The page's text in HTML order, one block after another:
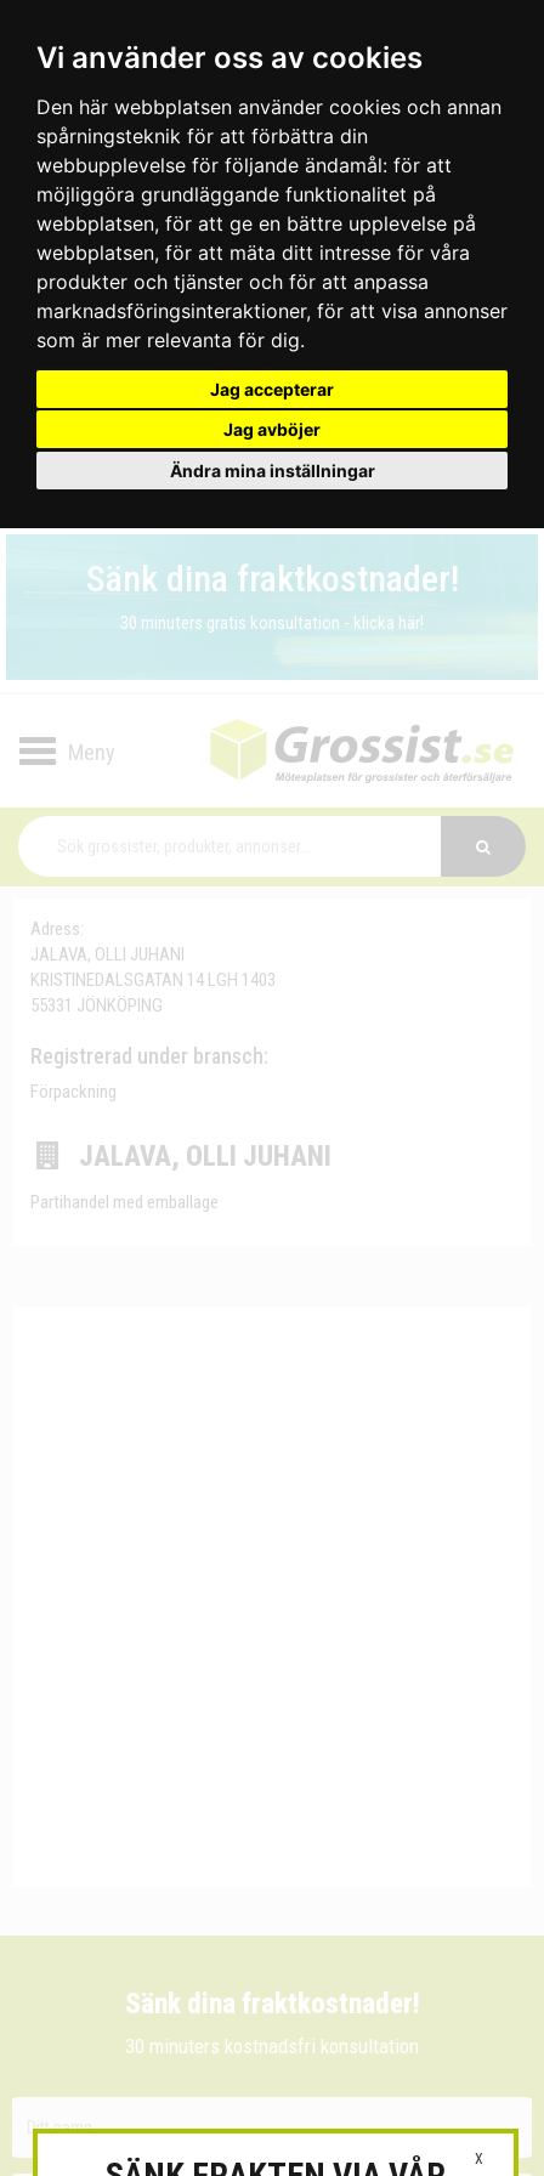
Vi använder oss av cookies
Den här webbplatsen använder cookies och annan
spårningsteknik för att förbättra din
webbupplevelse för följande ändamål: för att
möjliggöra grundläggande funktionalitet på
webbplatsen, för att ge en bättre upplevelse på
webbplatsen, för att mäta ditt intresse för våra
produkter och tjänster och för att anpassa
marknadsföringsinteraktioner, för att visa annonser
som är mer relevanta för dig.
Jag accepterar
Jag avböjer
Ändra mina inställningar
Sänk dina fraktkostnader!
30 minuters gratis konsultation - klicka här!
Toggle
Adress:
JALAVA, OLLI JUHANI
KRISTINEDALSGATAN 14 LGH 1403
55331 JÖNKÖPING
Registrerad under bransch:
Förpackning
JALAVA, OLLI JUHANI
Partihandel med emballage
Sänk dina fraktkostnader!
30 minuters kostnadsfri konsultation
X